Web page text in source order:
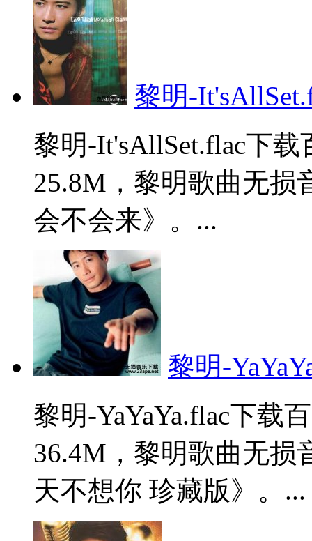
黎明-
黎明-It'sAllSet.flac下
25.8M，黎明歌曲无损
会不会来》。...
黎明-
黎明-YaYaYa.flac下载
36.4M，黎明歌曲无损
天不想你 珍藏版》。...